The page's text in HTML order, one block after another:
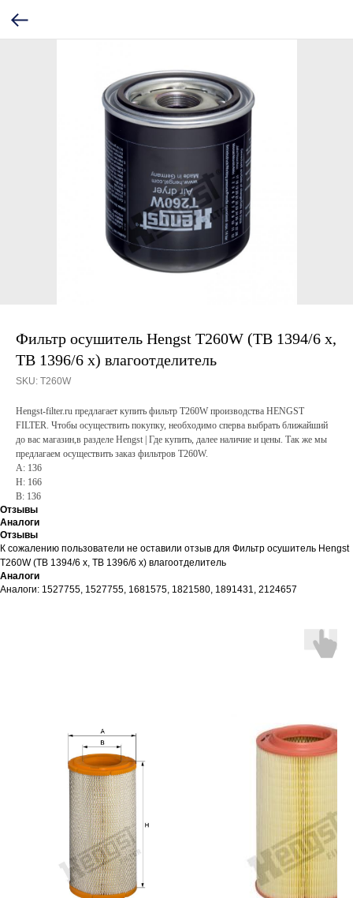
Фильтр осушитель Hengst T260W (TB 1394/6 x,
TB 1396/6 x) влагоотделитель
SKU: T260W
Hengst-filter.ru предлагает купить фильтр T260W производства HENGST
FILTER. Чтобы осуществить покупку, необходимо сперва выбрать ближайший
до вас магазин,в разделе Hengst | Где купить, далее наличие и цены. Так же мы
предлагаем осуществить заказ фильтров T260W.
A: 136
H: 166
B: 136
Отзывы
Аналоги
Отзывы
К сожалению пользователи не оставили отзыв для Фильтр осушитель Hengst
T260W (TB 1394/6 x, TB 1396/6 x) влагоотделитель
Аналоги
Аналоги: 1527755, 1527755, 1681575, 1821580, 1891431, 2124657